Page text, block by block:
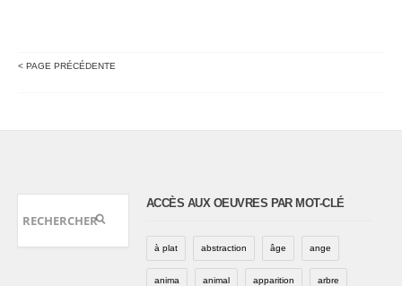
< PAGE PRÉCÉDENTE
ACCÈS AUX OEUVRES PAR MOT-CLÉ
à plat abstraction âge ange
anima animal apparition arbre